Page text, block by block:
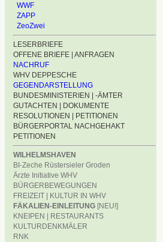
WWF
ZAPP
ZeoZwei
LESERBRIEFE
OFFENE BRIEFE | ANFRAGEN
NACHRUF
WHV DEPPESCHE
GEGENDARSTELLUNG
BUNDESMINISTERIEN | -ÄMTER
GUTACHTEN | DOKUMENTE
RESOLUTIONEN | PETITIONEN
BÜRGERPORTAL NACHGEHAKT
PETITIONEN
WILHELMSHAVEN
BI-Zeche Rüstersieler Groden
Ärzte Initiative WHV
BÜRGERBEWEGUNGEN
FREIZEIT | KULTUR IN WHV
FÄKALIEN-EINLEITUNG [NEU!]
KNEIPEN | RESTAURANTS
KULTURDENKMÄLER
RNK